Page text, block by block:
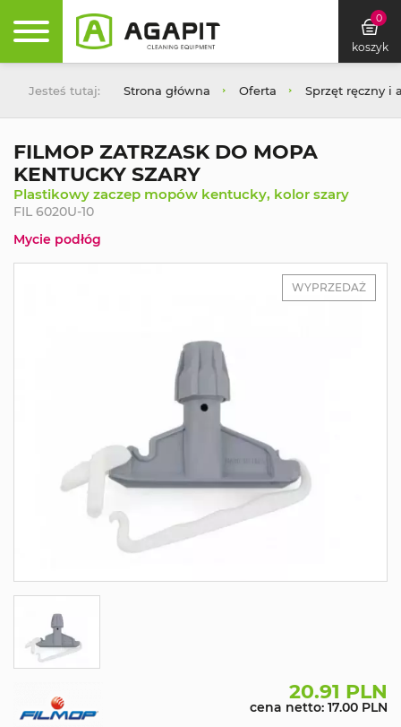
0
koszyk
Jesteś tutaj: Strona główna Oferta Sprzęt ręczny i
FILMOP ZATRZASK DO MOPA
KENTUCKY SZARY
Plastikowy zaczep mopów kentucky, kolor szary
FIL 6020U-10
Mycie podłóg
WYPRZEDAŻ
20.91 PLN
cena netto: 17.00 PLN